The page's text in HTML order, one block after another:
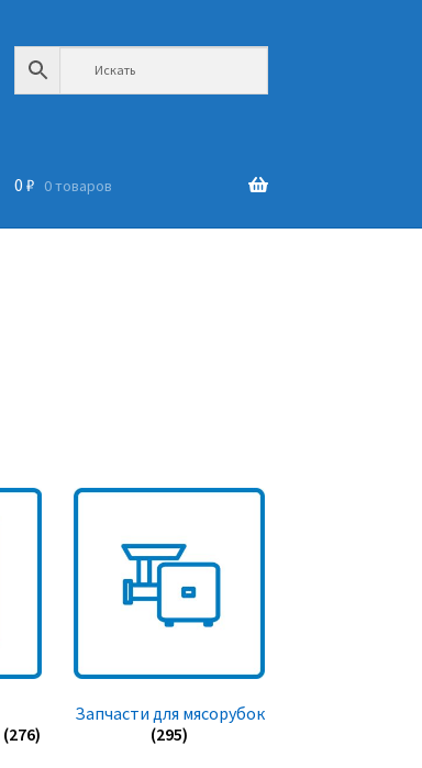
0 ₽ 0 товаров
(276)
Запчасти для мясорубок
(295)